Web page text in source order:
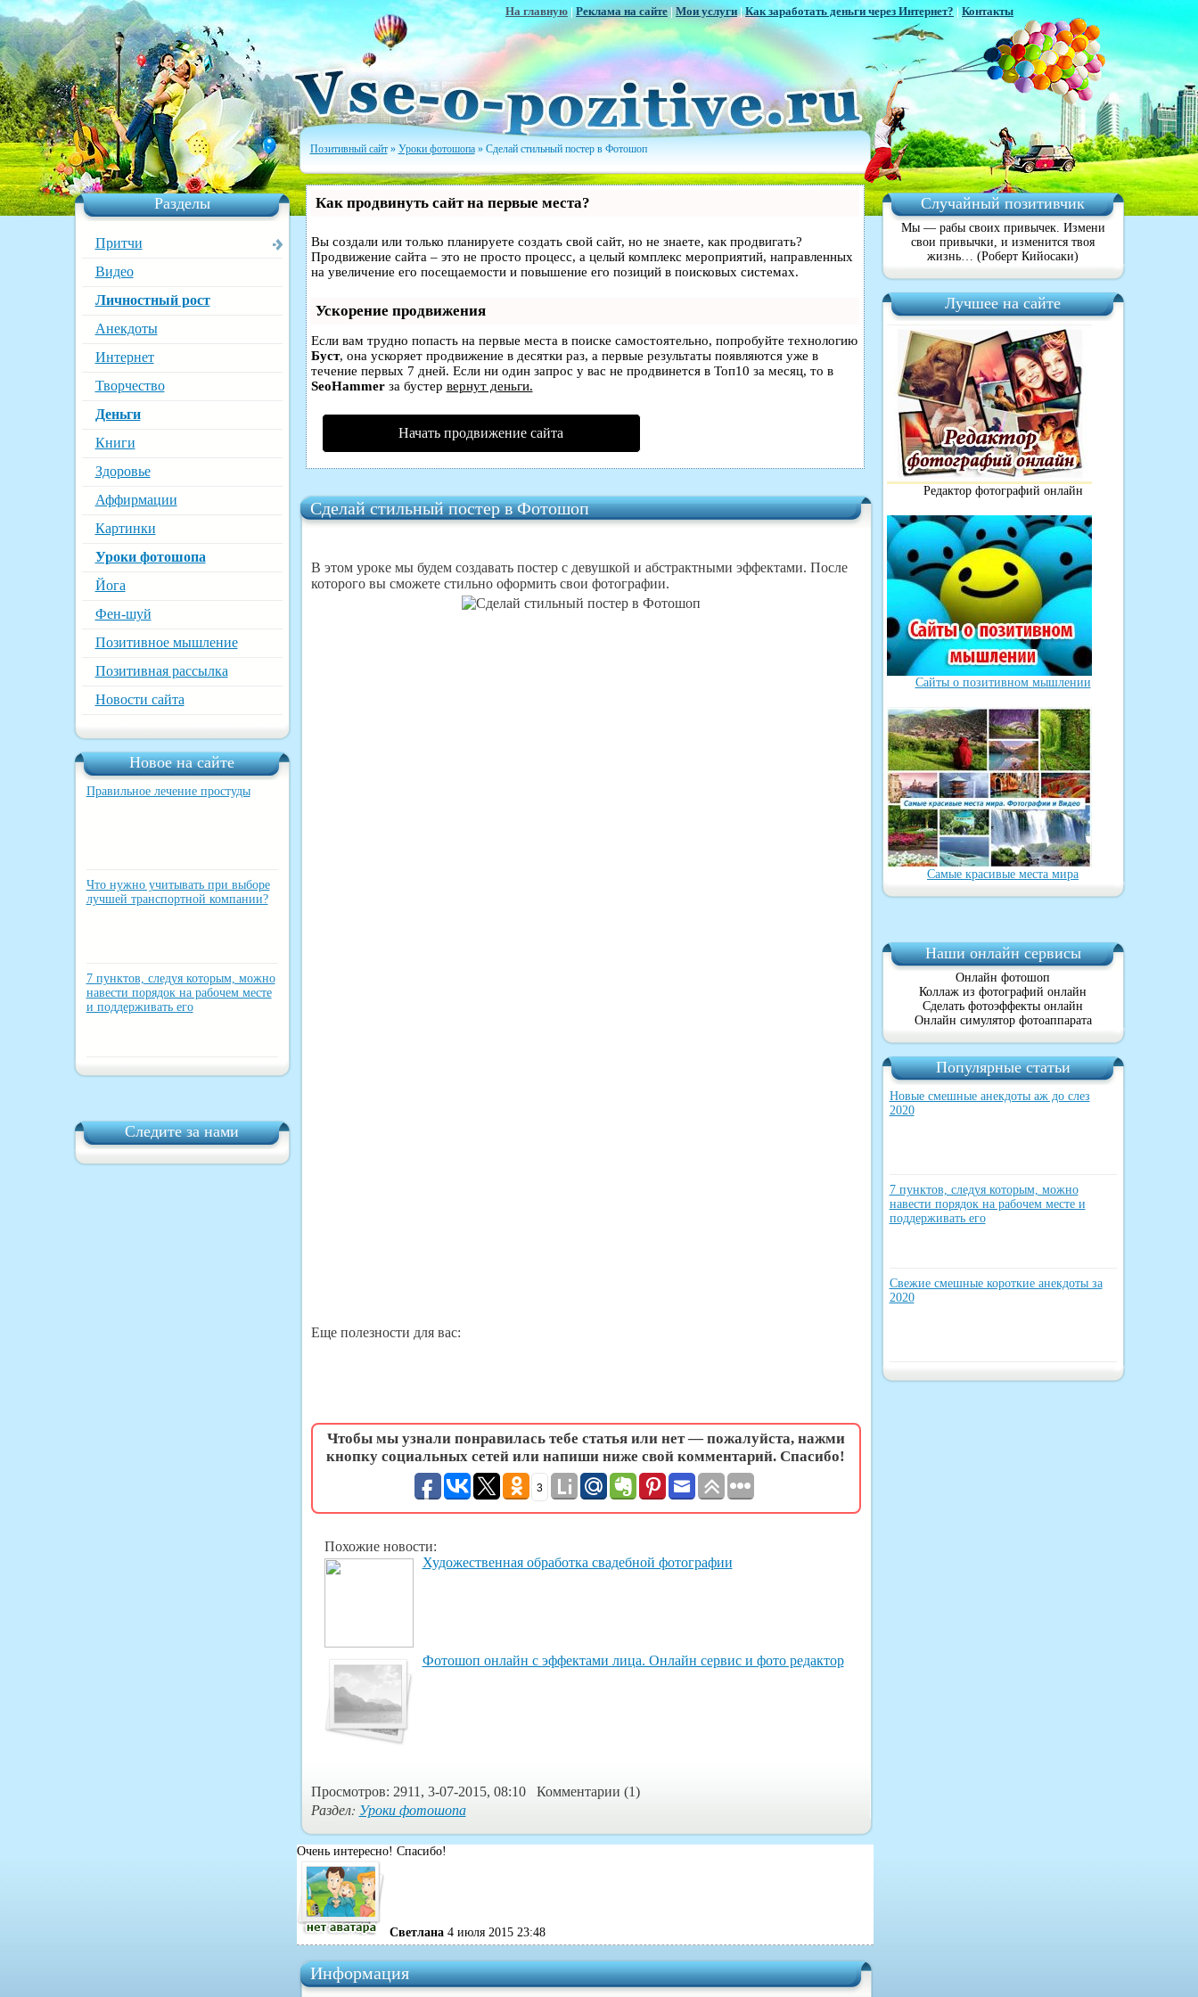
На главную |Реклама на сайте | Мои услуги|Как заработать деньги через Интернет?|Контакты
Разделы
Притчи
Видео
Личностный рост
Анекдоты
Интернет
Творчество
Деньги
Книги
Здоровье
Аффирмации
Картинки
Уроки фотошопа
Йога
Фен-шуй
Позитивное мышление
Позитивная рассылка
Новости сайта
Новое на сайте
Правильное лечение простуды
Что нужно учитывать при выборе
лучшей транспортной компании?
7 пунктов, следуя которым, можно
навести порядок на рабочем месте
и поддерживать его
Следите за нами
Позитивный сайт» Уроки фотошопа» Сделай стильный постер в Фотошоп
Как продвинуть сайт на первые места?
Вы создали или только планируете создать свой сайт, но не знаете, как продвигать?
Продвижение сайта – это не просто процесс, а целый комплекс мероприятий, направленных
на увеличение его посещаемости и повышение его позиций в поисковых системах.
Ускорение продвижения
Если вам трудно попасть на первые места в поиске самостоятельно, попробуйте технологию
Буст, она ускоряет продвижение в десятки раз, а первые результаты появляются уже в
течение первых 7 дней. Если ни один запрос у вас не продвинется в Топ10 за месяц, то в
SeoHammerза бустер вернут деньги.
Начать продвижение сайта
Сделай стильный постер в Фотошоп
В этом уроке мы будем создавать постер с девушкой и абстрактными эффектами. После
которого вы сможете стильно оформить свои фотографии.
Еще полезности для вас:
Чтобы мы узнали понравилась тебе статья или нет — пожалуйста, нажми
кнопку социальных сетей или напиши ниже свой комментарий. Спасибо!
3
Похожие новости:
Художественная обработка свадебной фотографии
Фотошоп онлайн с эффектами лица. Онлайн сервис и фото редактор
Просмотров: 2911, 3-07-2015, 08:10 Комментарии (1)
Раздел: Уроки фотошопа
Очень интересно! Спасибо!
Светлана 4 июля 2015 23:48
Информация
Случайный позитивчик
Мы — рабы своих привычек. Измени
свои привычки, и изменится твоя
жизнь… (Роберт Кийосаки)
Лучшее на сайте
Редактор фотографий онлайн
Сайты о позитивном мышлении
Самые красивые места мира
Наши онлайн сервисы
Онлайн фотошоп
Коллаж из фотографий онлайн
Сделать фотоэффекты онлайн
Онлайн симулятор фотоаппарата
Популярные статьи
Новые смешные анекдоты аж до слез
2020
7 пунктов, следуя которым, можно
навести порядок на рабочем месте и
поддерживать его
Свежие смешные короткие анекдоты за
2020